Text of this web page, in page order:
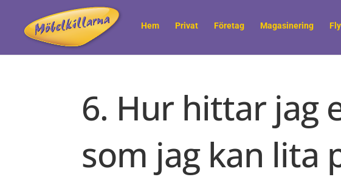
Hem Privat Företag Magasinering
6. Hur hittar jag
som jag kan lita